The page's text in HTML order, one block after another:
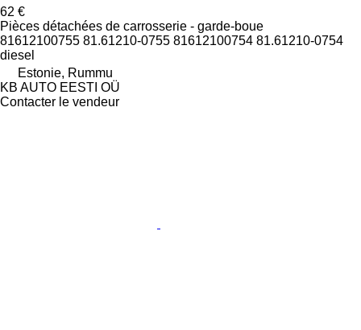
62 €
Pièces détachées de carrosserie - garde-boue
81612100755 81.61210-0755 81612100754 81.61210-0754
diesel
Estonie, Rummu
KB AUTO EESTI OÜ
Contacter le vendeur